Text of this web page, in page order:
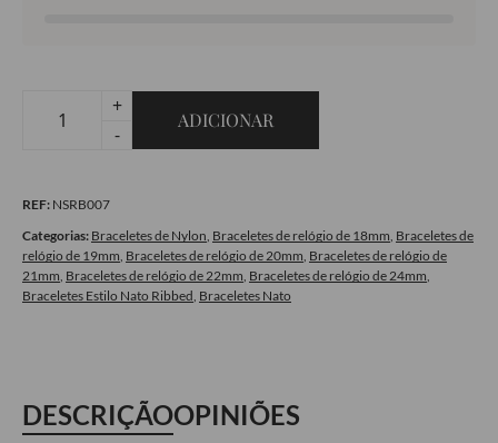
Quantidade
Nato
Ribbed
à
Escolha
+
-
ADICIONAR
REF: NSRB007
Categorias: Braceletes de Nylon, Braceletes de relógio de 18mm, Braceletes de
relógio de 19mm, Braceletes de relógio de 20mm, Braceletes de relógio de
21mm, Braceletes de relógio de 22mm, Braceletes de relógio de 24mm,
Braceletes Estilo Nato Ribbed, Braceletes Nato
DESCRIÇÃOOPINIÕES